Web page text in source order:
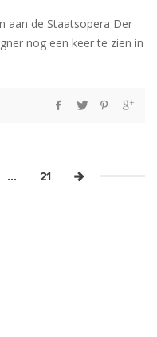
aan de Staatsopera Der
nog een keer te zien in
… 21